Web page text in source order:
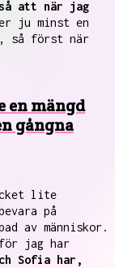
att när jag
ju minst en
så först när
en mängd
gångna
lite
på
av människor.
för jag har
Sofia har,